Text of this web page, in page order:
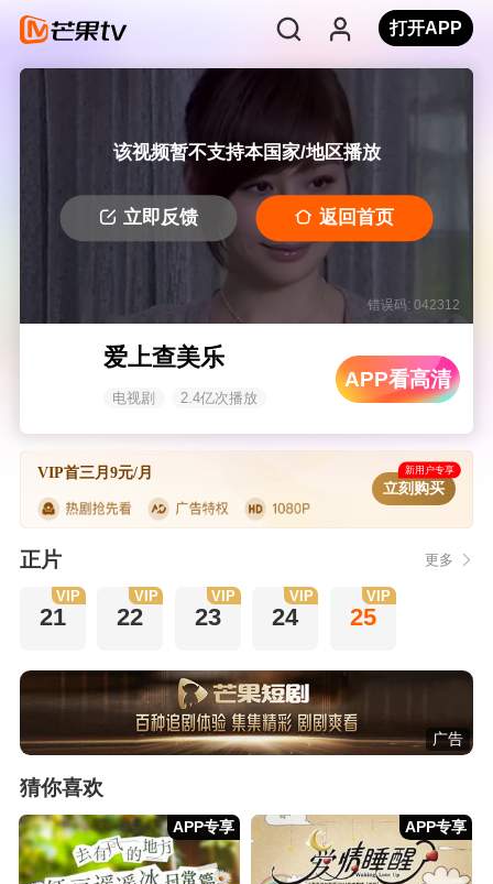
打开APP
该视频暂不支持本国家/地区播放
立即反馈 返回首页
错误码: 042312
爱上查美乐
电视剧 2.4亿次播放
APP看高清
VIP首三月9元/月 新用户专享
立刻购买
正片 更多
21
VIP
22
VIP
23
VIP
24
VIP
25
VIP
广告
猜你喜欢
APP专享 APP专享